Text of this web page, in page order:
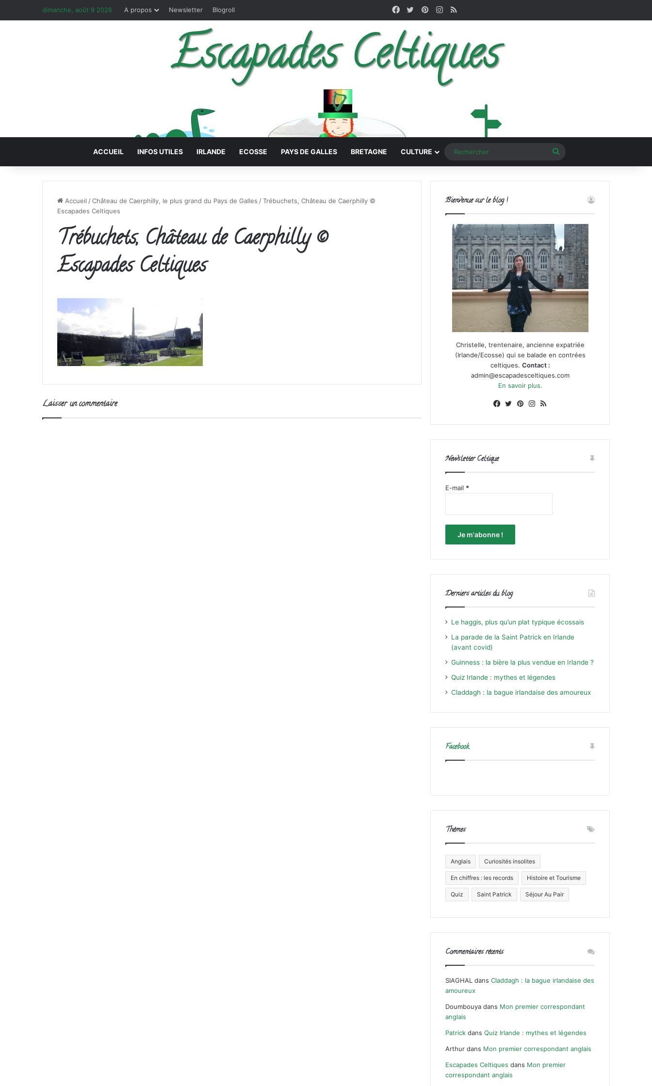
dimanche, août 9 2026 A propos Newsletter Blogroll FacebookPinterestInstagram
RSS
ACCUEIL INFOS UTILES IRLANDE ECOSSE PAYS DE GALLES BRETAGNE CULTURE
Accueil /Château de Caerphilly, le plus grand du Pays de Galles /Trébuchets, Château de Caerphilly ©
Escapades Celtiques
Trébuchets, Château de Caerphilly ©
Escapades Celtiques
Laisser un commentaire
Bienvenue sur le blog !
Christelle, trentenaire, ancienne expatriée
(Irlande/Ecosse) qui se balade en contrées
celtiques. Contact :
admin@escapadesceltiques.com
En savoir plus.
Facebook
X PinterestInstagram
Newsletter Celtique
E-mail *
Derniers articles du blog
Le haggis, plus qu’un plat typique écossais
La parade de la Saint Patrick en Irlande
(avant covid)
Guinness : la bière la plus vendue en Irlande ?
Quiz Irlande : mythes et légendes
Claddagh : la bague irlandaise des amoureux
Facebook
Thèmes
Anglais Curiosités insolites
En chiffres : les records Histoire et Tourisme
Quiz Saint Patrick Séjour Au Pair
Commentaires récents
SIAGHAL dansCladdagh : la bague irlandaise des
amoureux
Doumbouya dans Mon premier correspondant
anglais
Patrick dansQuiz Irlande : mythes et légendes
Arthur dans Mon premier correspondant anglais
Escapades Celtiques dans Mon premier
correspondant anglais